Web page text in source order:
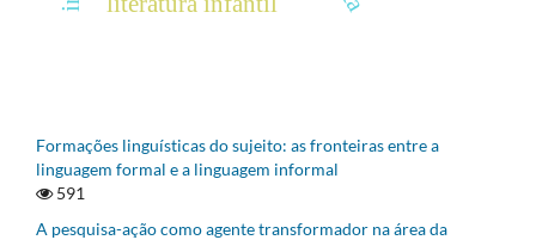
Formações linguísticas do sujeito: as fronteiras entre a
linguagem formal e a linguagem informal
591
A pesquisa-ação como agente transformador na área da